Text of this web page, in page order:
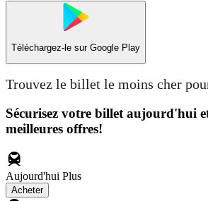
Téléchargez-le sur Google Play
Trouvez le billet le moins cher
Sécurisez votre billet aujourd'hui
meilleures offres!
Aujourd'hui Plus
Acheter